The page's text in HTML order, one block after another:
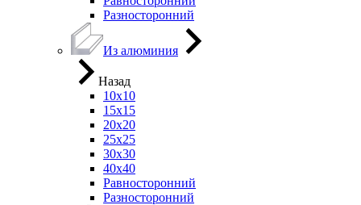
Разносторонний
Из алюминия
Назад
10х10
15х15
20х20
25х25
30х30
40х40
Равносторонний
Разносторонний